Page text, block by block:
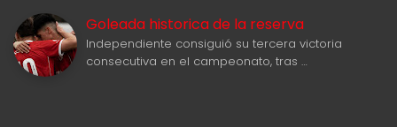
Goleada historica de la reserva
Independiente consiguió su tercera victoria
consecutiva en el campeonato, tras …